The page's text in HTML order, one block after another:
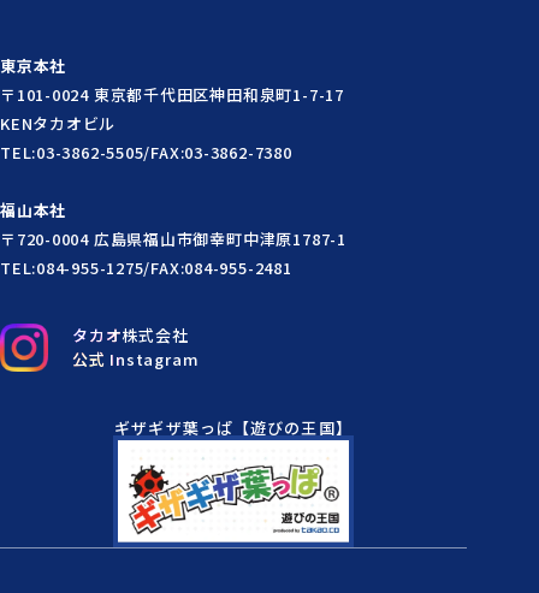
タカオ株式会社
公式 Instagram
東京本社
〒101-0024 東京都千代田区神田和泉町1-7-17
KENタカオビル
TEL:03-3862-5505/FAX:03-3862-7380
福山本社
〒720-0004 広島県福山市御幸町中津原1787-1
TEL:084-955-1275/FAX:084-955-2481
ギザギザ葉っぱ【遊びの王国】